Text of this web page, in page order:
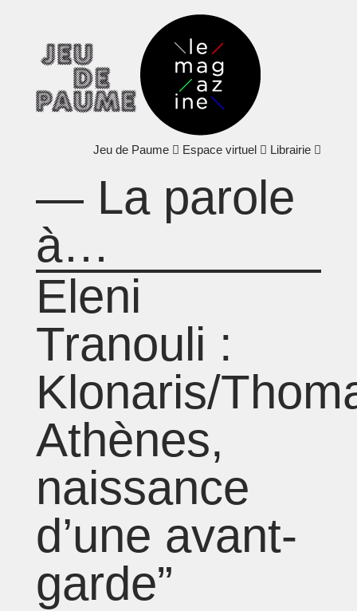
Jeu de Paume Espace virtuel Librairie
— La parole
à…
Eleni
Tranouli :
Klonaris/
Athènes,
naissance
d’une avant-
garde”